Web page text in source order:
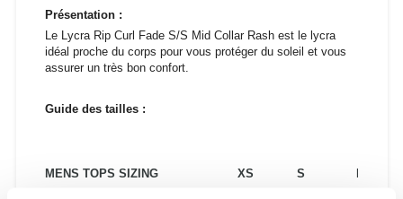
Présentation :
Le Lycra Rip Curl Fade S/S Mid Collar Rash est le lycra
idéal proche du corps pour vous protéger du soleil et vous
assurer un très bon confort.
Guide des tailles :
MENS TOPS SIZING XS S
M